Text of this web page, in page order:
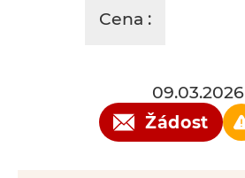
Cena :
09.03.2026
Žádost